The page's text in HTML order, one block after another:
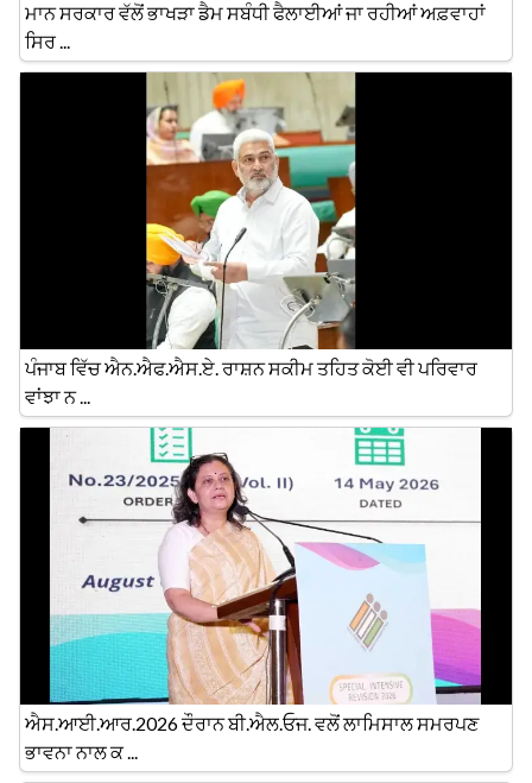
ਮਾਨ ਸਰਕਾਰ ਵੱਲੋਂ ਭਾਖੜਾ ਡੈਮ ਸਬੰਧੀ ਫੈਲਾਈਆਂ ਜਾ ਰਹੀਆਂ ਅਫ਼ਵਾਹਾਂ
ਸਿਰ ...
ਪੰਜਾਬ ਵਿੱਚ ਐਨ.ਐਫ.ਐਸ.ਏ. ਰਾਸ਼ਨ ਸਕੀਮ ਤਹਿਤ ਕੋਈ ਵੀ ਪਰਿਵਾਰ
ਵਾਂਝਾ ਨ ...
ਐਸ.ਆਈ.ਆਰ.2026 ਦੌਰਾਨ ਬੀ.ਐਲ.ਓਜ. ਵਲੋਂ ਲਾਮਿਸਾਲ ਸਮਰਪਣ
ਭਾਵਨਾ ਨਾਲ ਕ ...